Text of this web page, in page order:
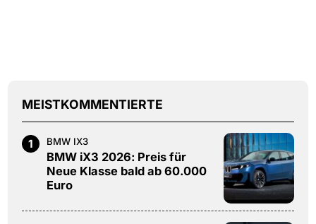
MEISTKOMMENTIERTE
1 BMW IX3
BMW iX3 2026: Preis für
Neue Klasse bald ab 60.000
Euro